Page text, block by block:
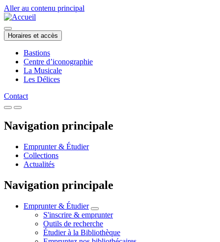
Aller au contenu principal
Horaires et accès
Bastions
Centre d’iconographie
La Musicale
Les Délices
Contact
Navigation principale
Emprunter & Étudier
Collections
Actualités
Navigation principale
Emprunter & Étudier
S'inscrire & emprunter
Outils de recherche
Étudier à la Bibliothèque